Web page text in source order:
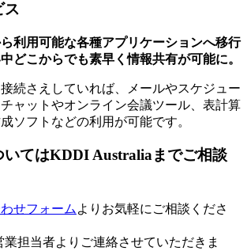
ス
利⽤可能な各種アプリケーションへ移⾏
どこからでも素早く情報共有が可能に。
続さえしていれば、メールやスケジュー
ャットやオンライン会議ツール、表計算
ソフトなどの利⽤が可能です。
いてはKDDI Australiaまでご相談
せフォーム よりお気軽にご相談くださ
業担当者よりご連絡させていただきま